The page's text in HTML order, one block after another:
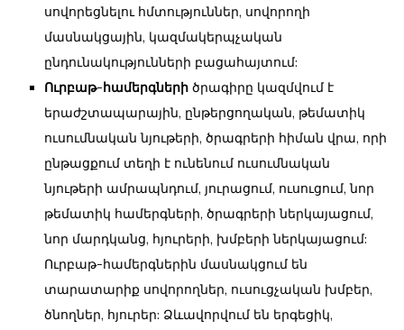
սովորեցնելու հմտություններ, սովորողի
մասնակցային, կազմակերպչական
ընդունակությունների բացահայտում:
Ուրբաթ-համերգների ծրագիրը կազմվում է
երաժշտապարային, ընթերցողական, թեմատիկ
ուսումնական նյութերի, ծրագրերի հիման վրա, որի
ընթացքում տեղի է ունենում ուսումնական
նյութերի ամրապնդում, յուրացում, ուսուցում, նոր
թեմատիկ համերգների, ծրագրերի ներկայացում,
նոր մարդկանց, հյուրերի, խմբերի ներկայացում:
Ուրբաթ-համերգներին մասնակցում են
տարատարիք սովորողներ, ուսուցչական խմբեր,
ծնողներ, հյուրեր: Ձևավորվում են երգեցիկ,